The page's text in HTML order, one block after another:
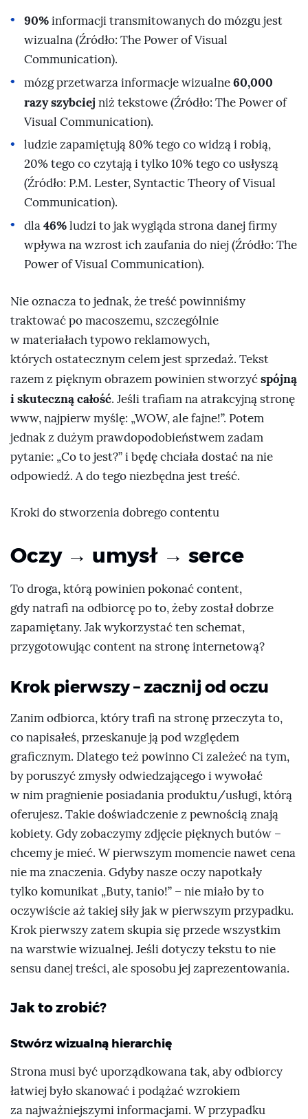
90%informacji transmitowanych do mózgu jest
wizualna (Źródło: The Power of Visual
Communication).
mózg przetwarza informacje wizualne60,000
razy szybciej niż tekstowe (Źródło: The Power of
Visual Communication).
ludzie zapamiętują 80% tego co widzą i robią,
20% tego co czytają i tylko 10% tego co usłyszą
(Źródło: P.M. Lester, Syntactic Theory of Visual
Communication).
dla46%ludzi to jak wygląda strona danej firmy
wpływa na wzrost ich zaufania do niej (Źródło: The
Power of Visual Communication).
Nie oznacza to jednak, że treść powinniśmy
traktować po macoszemu, szczególnie
w materiałach typowo reklamowych,
których ostatecznym celem jest sprzedaż. Tekst
razem z pięknym obrazem powinien stworzyćspójną
i skuteczną całość. Jeśli trafiam na atrakcyjną stronę
www, najpierw myślę: WOW, ale fajne! . Potem
jednak z dużym prawdopodobieństwem zadam
pytanie: Co to jest? i będę chciała dostać na nie
odpowiedź. A do tego niezbędna jest treść.
Kroki do stworzenia dobrego contentu
Oczy → umysł → serce
To droga, którą powinien pokonać content,
gdy natrafi na odbiorcę po to, żeby został dobrze
zapamiętany. Jak wykorzystać ten schemat,
przygotowując content na stronę internetową?
Krok pierwszy – zacznij od oczu
Zanim odbiorca, który trafi na stronę przeczyta to,
co napisałeś, przeskanuje ją pod względem
graficznym. Dlatego też powinno Ci zależeć na tym,
by poruszyć zmysły odwiedzającego i wywołać
w nim pragnienie posiadania produktu/usługi, którą
oferujesz. Takie doświadczenie z pewnością znają
kobiety. Gdy zobaczymy zdjęcie pięknych butów –
chcemy je mieć. W pierwszym momencie nawet cena
nie ma znaczenia. Gdyby nasze oczy napotkały
tylko komunikat Buty, tanio! – nie miało by to
oczywiście aż takiej siły jak w pierwszym przypadku.
Krok pierwszy zatem skupia się przede wszystkim
na warstwie wizualnej. Jeśli dotyczy tekstu to nie
sensu danej treści, ale sposobu jej zaprezentowania.
Jak to zrobić?
Stwórz wizualną hierarchię
Strona musi być uporządkowana tak, aby odbiorcy
łatwiej było skanować i podążać wzrokiem
za najważniejszymi informacjami. W przypadku